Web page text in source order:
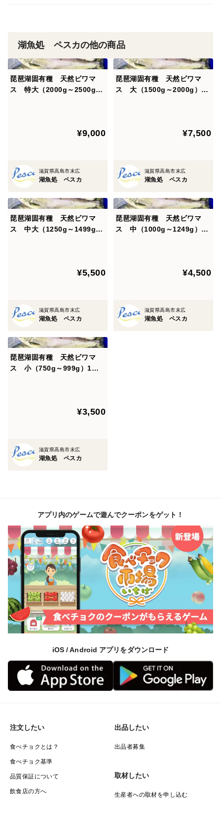
※血抜きの加減で物によって尾っぽに切り込みを入れて
いる場合がありますが、品質には一切問題はありませ
ん。
この機会に是非一度、琵琶湖固有種の天然琵琶鱒をご賞
味いただければと思います。
湖魚処 ペスカの他の商品
琵琶湖固有種 天然ビワマ
ス 特大（2000g～2500g）
¥9,000
滋賀県高島市末広
湖魚処 ペスカ
琵琶湖固有種 天然ビワマ
ス 大（1500g～2000g）1
¥7,500
滋賀県高島市末広
湖魚処 ペスカ
琵琶湖固有種 天然ビワマ
ス 中大（1250g～1499g）
¥5,500
滋賀県高島市末広
湖魚処 ペスカ
琵琶湖固有種 天然ビワマ
ス 中（1000g～1249g）1
¥4,500
滋賀県高島市末広
湖魚処 ペスカ
琵琶湖固有種 天然ビワマ
ス 小（750g～999g）1
¥3,500
滋賀県高島市末広
湖魚処 ペスカ
アプリ内のゲームで遊んでクーポンをゲット！
iOS / Android アプリをダウンロード
注文したい
食べチョクとは？
食べチョク基準
品質保証について
飲食店の方へ
出品したい
出品者募集
取材したい
生産者への取材を申し込む